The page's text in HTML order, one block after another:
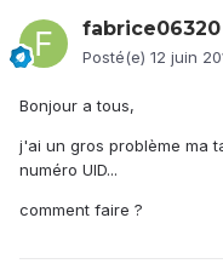
fabrice06320
Posté(e) 12 juin
Bonjour a tous,
j'ai un gros problème ma
numéro UID...
comment faire ?